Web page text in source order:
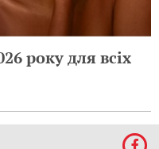
року для всіх